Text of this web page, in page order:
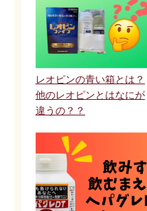
レオピンの青い箱とは？
他のレオピンとはなにが
違うの？？